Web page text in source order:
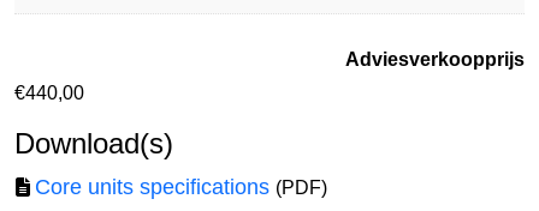
Adviesverkoopprijs
€440,00
Download(s)
Core units specifications (PDF)